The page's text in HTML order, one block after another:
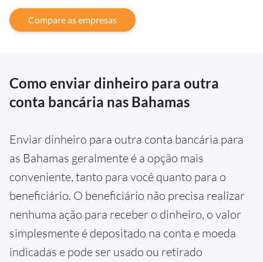
Compare as empresas
Como enviar dinheiro para outra
conta bancária nas Bahamas
Enviar dinheiro para outra conta bancária para
as Bahamas geralmente é a opção mais
conveniente, tanto para você quanto para o
beneficiário. O beneficiário não precisa realizar
nenhuma ação para receber o dinheiro, o valor
simplesmente é depositado na conta e moeda
indicadas e pode ser usado ou retirado